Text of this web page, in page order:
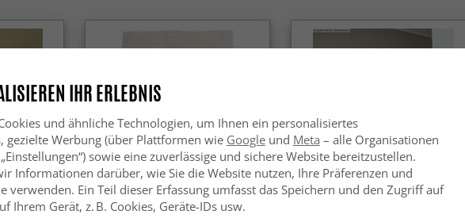
IHR ERLEBNIS
und ähnliche Technologien, um Ihnen ein personalisiertes
gezielte Werbung (über Plattformen wie Googleund Meta – alle Organisationen
sowie eine zuverlässige und sichere Website bereitzustellen.
Informationen darüber, wie Sie die Website nutzen, Ihre Präferenzen und
verwenden. Ein Teil dieser Erfassung umfasst das Speichern und den Zugriff auf
Ihrem Gerät, z. B. Cookies, Geräte-IDs usw.